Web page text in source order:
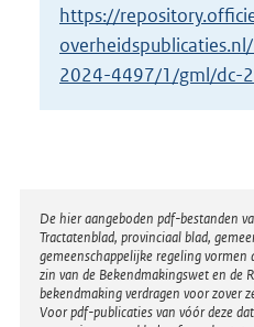
https://
2024-4497/1/gml/dc-
Disclaimer
De hier aangeboden pdf-bestanden
Tractatenblad, provinciaal blad,
gemeenschappelijke regeling
zin van de Bekendmakingswet en de
bekendmaking verdragen voor zover
Voor pdf-publicaties van vóór deze